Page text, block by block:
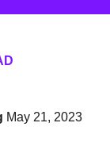
May 21, 2023